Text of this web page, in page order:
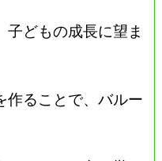
子どもの成長に望ま
作ることで、バルー